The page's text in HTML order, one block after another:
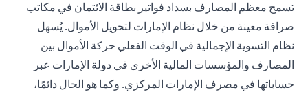
تسمح معظم المصارف بسداد فواتير بطاقة الائتمان في مكاتب
صرافة معينة من خلال نظام الإمارات لتحويل الأموال. يُسهل
نظام التسوية الإجمالية في الوقت الفعلي حركة الأموال بين
المصارف والمؤسسات المالية الأخرى في دولة الإمارات عبر
حساباتها في مصرف الإمارات المركزي. وكما هو الحال دائمًا،